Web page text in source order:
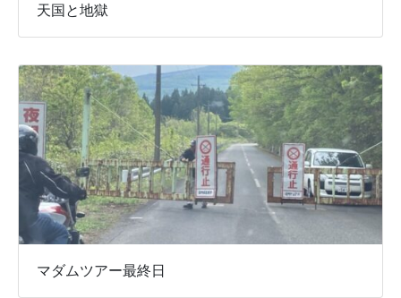
天国と地獄
マダムツアー最終日